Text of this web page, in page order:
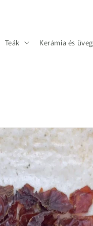
Teák Kerámia és üveg